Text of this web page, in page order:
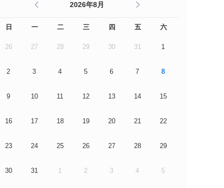
2026年8月
日 一 二 三 四 五 六
26 27 28 29 30 31 1
2 3 4 5 6 7 8
9 10 11 12 13 14 15
16 17 18 19 20 21 22
23 24 25 26 27 28 29
30 31 1 2 3 4 5